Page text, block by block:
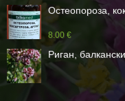
Остеопороза,
8.00 €
Риган,